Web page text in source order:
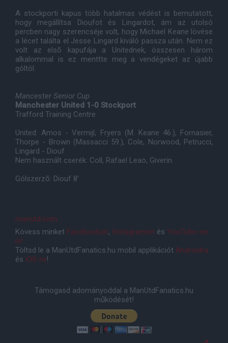
A stockporti kapus több hatalmas védést is bemutatott,
hogy megállítsa Dioufot és Lingardot, ám az utolsó
percben nagy szerencséje volt, hogy Michael Keane lövése
a lécet találta el Jesse Lingard kiváló passza után. Nem ez
volt az elsõ kapufája a Unitednek, összesen három
alkalommal is ez menttte meg a vendégeket az újabb
góltól.
Mancester Senior Cup
Manchester United 1-0 Stockport
Trafford Training Centre
United: Amos - Vermijl, Fryers (M. Keane 46.), Fornasier,
Thorpe - Brown (Massacci 59.), Cole, Norwood, Petrucci,
Lingard - Diouf
Nem használt cserék: Coll, Rafael Leao, Giverin.
Gólszerzõ: Diouf 8'
manutd.com
Kövess minket Facebookon, Instagramon és YouTube-on
is!
Töltsd le a ManUtdFanatics.hu mobil applikációt Androidra
és iOS-re!
Támogasd adományoddal a ManUtdFanatics.hu
működését!